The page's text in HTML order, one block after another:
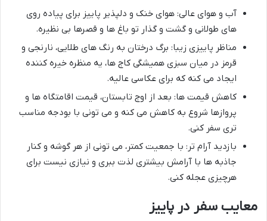
آب و هوای عالی: هوای خنک و دلپذیر پاییز برای پیاده روی
های طولانی و گشت و گذار تو باغ ها و قصرها بی نظیره.
مناظر پاییزی زیبا: برگ درختان به رنگ های طلایی، نارنجی و
قرمز در میان سبزی همیشگی کاج ها، یه منظره خیره کننده
ایجاد می کنه که برای عکاسی عالیه.
کاهش قیمت ها: بعد از اوج تابستان، قیمت اقامتگاه ها و
پروازها شروع به کاهش می کنه و می تونی با بودجه مناسب
تری سفر کنی.
بازدید آرام تر: با جمعیت کمتر، می تونی از هر گوشه و کنار
جاذبه ها با آرامش بیشتری لذت ببری و نیازی نیست برای
هرچیزی عجله کنی.
معایب سفر در پاییز